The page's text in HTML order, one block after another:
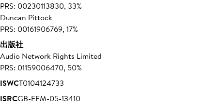
PRS: 00230113830, 33%
Duncan Pittock
PRS: 00161906769, 17%
出版社
Audio Network Rights Limited
PRS: 01159006470, 50%
ISWCT0104124733
ISRCGB-FFM-05-13410